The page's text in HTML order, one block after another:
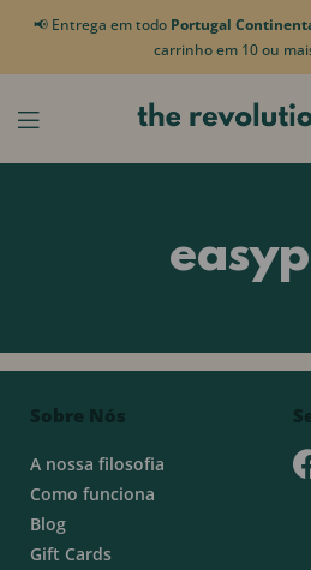
📢 Entrega em todo Portugal
carrinho em 10 ou
Sobre Nós
A nossa filosofia
Como funciona
Blog
Gift Cards